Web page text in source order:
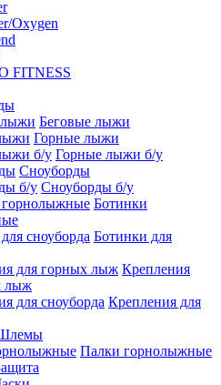
Oxygen
FITNESS
Беговые лыжи
Горные лыжи
Горные лыжи б/у
Сноуборды
Сноуборды б/у
Ботинки
Ботинки для
Крепления
лыж
Крепления для
Палки горнолыжные